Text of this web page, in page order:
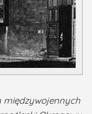
międzywojennych